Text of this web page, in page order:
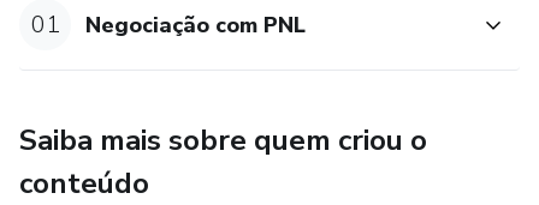
01 Negociação com PNL
Saiba mais sobre quem criou o
conteúdo